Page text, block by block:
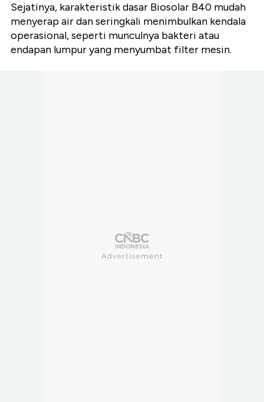
Sejatinya, karakteristik dasar Biosolar B40 mudah
menyerap air dan seringkali menimbulkan kendala
operasional, seperti munculnya bakteri atau
endapan lumpur yang menyumbat filter mesin.